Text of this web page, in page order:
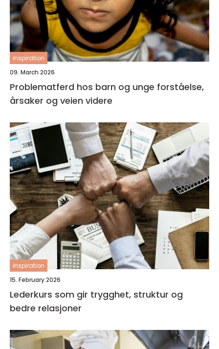
inspiration
09. March 2026
Problematferd hos barn og unge forståelse,
årsaker og veien videre
inspiration
15. February 2026
Lederkurs som gir trygghet, struktur og
bedre relasjoner